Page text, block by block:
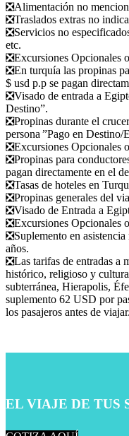
❎Alimentación no
❎Traslados extras no
❎Servicios no
etc.
❎Excursiones Opcionales
❎En turquía las propinas
$ usd p.p se pagan
❎Visado de entrada a
Destino”.
❎Propinas durante el
persona ”Pago en Destino/
❎Excursiones Opcionales
❎Propinas para
pagan directamente en el
❎Tasas de hoteles en
❎Propinas generales del
❎Visado de Entrada a
❎Excursiones Opcionales
❎Suplemento en
años.
❎Las tarifas de entradas a
histórico, religioso y
subterránea, Hierapolis,
suplemento 62 USD por
los pasajeros antes de viajar.
EL VIAJE DE TUS